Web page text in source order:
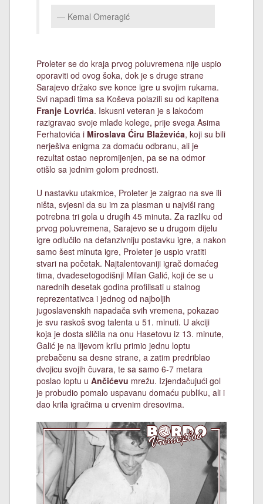
Kemal Omeragić
Proleter se do kraja prvog poluvremena nije uspio
oporaviti od ovog šoka, dok je s druge strane
Sarajevo držako sve konce igre u svojim rukama.
Svi napadi tima sa Koševa polazili su od kapitena
Franje Lovrića. Iskusni veteran je s lakoćom
razigravao svoje mlađe kolege, prije svega Asima
Ferhatovića i Miroslava Ćiru Blaževića, koji su bili
nerješiva enigma za domaću odbranu, ali je
rezultat ostao nepromijenjen, pa se na odmor
otišlo sa jednim golom prednosti.
U nastavku utakmice, Proleter je zaigrao na sve ili
ništa, svjesni da su im za plasman u najviši rang
potrebna tri gola u drugih 45 minuta. Za razliku od
prvog poluvremena, Sarajevo se u drugom dijelu
igre odlučilo na defanzivniju postavku igre, a nakon
samo šest minuta igre, Proleter je uspio vratiti
stvari na početak. Najtalentovaniji igrač domaćeg
tima, dvadesetogodišnji Milan Galić, koji će se u
narednih desetak godina profilisati u stalnog
reprezentativca i jednog od najboljih
jugoslavenskih napadača svih vremena, pokazao
je svu raskoš svog talenta u 51. minuti. U akciji
koja je dosta sličila na onu Hasetovu iz 13. minute,
Galić je na lijevom krilu primio jednu loptu
prebačenu sa desne strane, a zatim predriblao
dvojicu svojih čuvara, te sa samo 6-7 metara
poslao loptu u Ančićevu mrežu. Izjendačujući gol
je probudio pomalo uspavanu domaću publiku, ali i
dao krila igračima u crvenim dresovima.